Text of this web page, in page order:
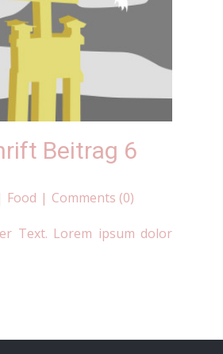
Beitrag 6
Food Comments (0)
Text. Lorem ipsum dolor